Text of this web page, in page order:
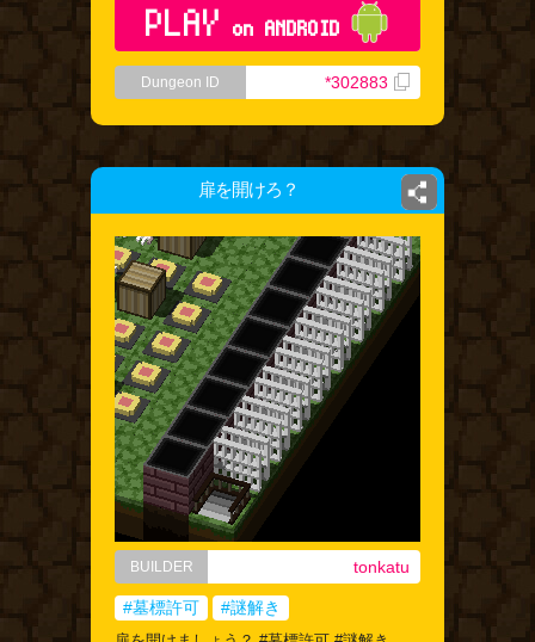
PLAY on ANDROID
Dungeon ID *302883
扉を開けろ？
BUILDER tonkatu
#墓標許可 #謎解き